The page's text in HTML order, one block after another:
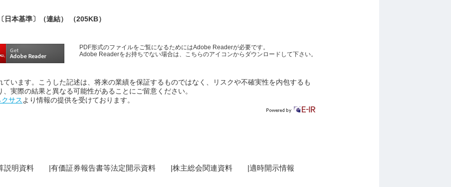
本基準〕（連結） （205KB）
PDF形式のファイルをご覧になるためにはAdobe Readerが必要です。
Adobe Readerをお持ちでない場合は、こちらのアイコンからダウンロードして下さい。
います。こうした記述は、将来の業績を保証するものではなく、リスクや不確実性を内包するも
実際の結果と異なる可能性があることにご留意ください。
サス より情報の提供を受けております。
説明資料 有価証券報告書等法定開示資料 株主総会関連資料 適時開示情報